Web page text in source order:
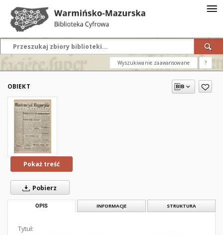
Wyszukiwanie zaawansowane ?
OBIEKT
Pokaż treść
Pobierz
OPIS INFORMACJE STRUKTURA
Tytuł: